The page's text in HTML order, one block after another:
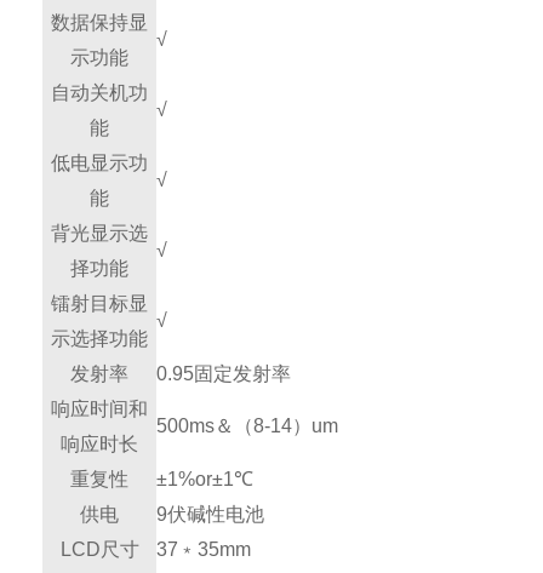
数据保持显
示功能
√
自动关机功
能
√
低电显示功
能
√
背光显示选
择功能
√
镭射目标显
示选择功能
√
发射率
0.95固定发射率
响应时间和
响应时长
500ms＆（8-14）um
重复性
±1%or±1℃
供电
9伏碱性电池
LCD尺寸
37﹡35mm